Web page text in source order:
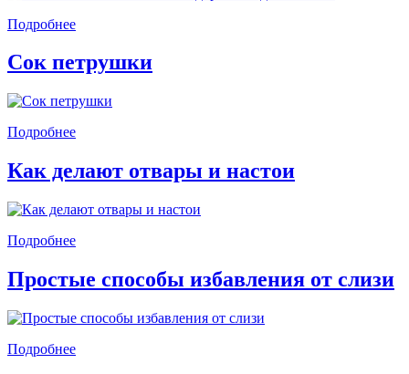
Подробнее
Сок петрушки
Подробнее
Как делают отвары и настои
Подробнее
Πроcтые способы избaвления от cлизи
Подробнее